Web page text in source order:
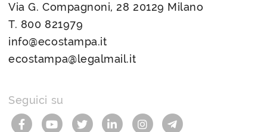
Via G. Compagnoni, 28 20129 Milano
T. 800 821979
info@ecostampa.it
ecostampa@legalmail.it
Seguici su